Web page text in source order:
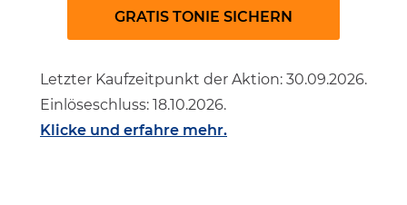
GRATIS TONIE SICHERN
Letzter Kaufzeitpunkt der Aktion: 30.09.2026.
Einlöseschluss: 18.10.2026.
Klicke und erfahre mehr.